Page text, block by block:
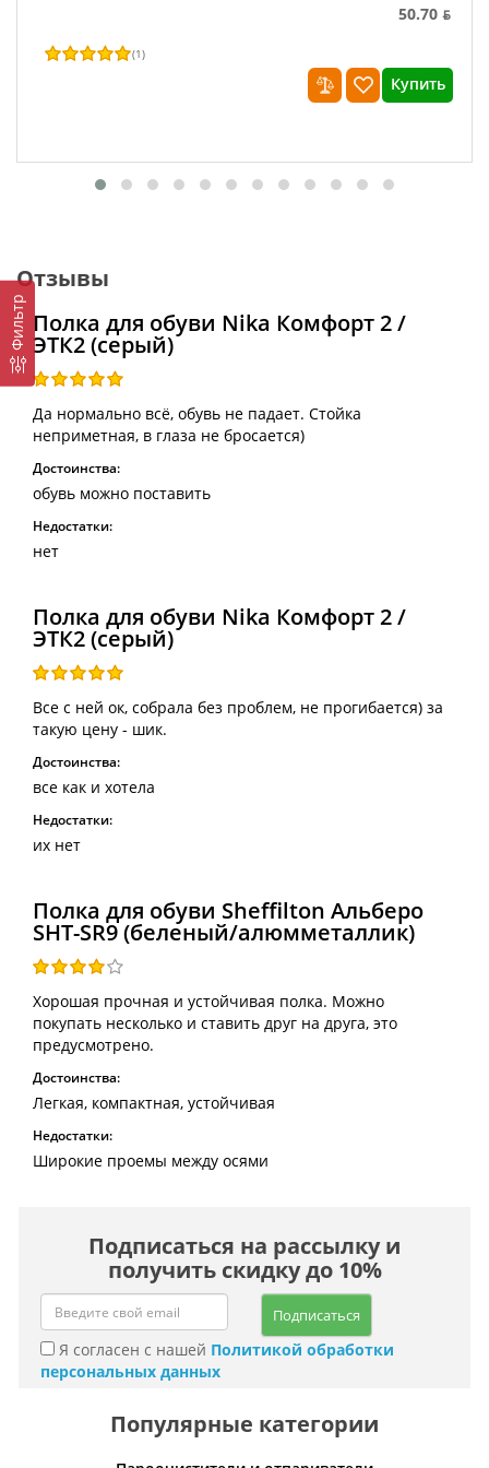
Фильтр
50.70 ƃ
(1)
Купить
Отзывы
Полка для обуви Nika Комфорт 2 /
ЭТК2 (серый)
Да нормально всё, обувь не падает. Стойка
неприметная, в глаза не бросается)
Достоинства:
обувь можно поставить
Недостатки:
нет
Полка для обуви Nika Комфорт 2 /
ЭТК2 (серый)
Все с ней ок, собрала без проблем, не прогибается) за
такую цену - шик.
Достоинства:
все как и хотела
Недостатки:
их нет
Полка для обуви Sheffilton Альберо
SHT-SR9 (беленый/алюмметаллик)
Хорошая прочная и устойчивая полка. Можно
покупать несколько и ставить друг на друга, это
предусмотрено.
Достоинства:
Легкая, компактная, устойчивая
Недостатки:
Широкие проемы между осями
Подписаться на рассылку и
получить скидку до 10%
Подписаться
Я согласен с нашей Политикой обработки
персональных данных
Популярные категории